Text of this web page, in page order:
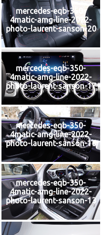
mercedes-eqb-350-
4matic-amg-line-2022-
photo-laurent-sanson-20
mercedes-eqb-350-
4matic-amg-line-2022-
photo-laurent-sanson-17
mercedes-eqb-350-
4matic-amg-line-2022-
photo-laurent-sanson-16
mercedes-eqb-350-
4matic-amg-line-2022-
photo-laurent-sanson-13